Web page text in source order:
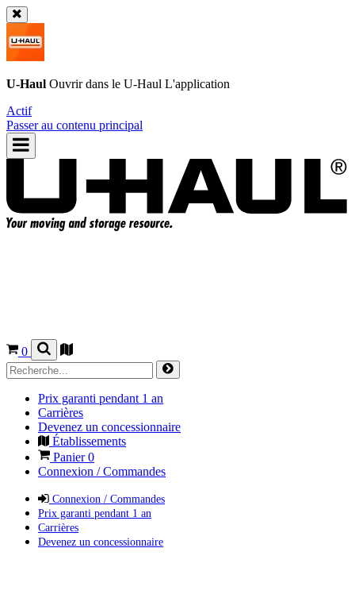
U-Haul Ouvrir dans le U-Haul L'application
Actif
Passer au contenu principal
0
Prix garanti pendant 1 an
Carrières
Devenez un concessionnaire
Établissements
Panier0
Connexion / Commandes
Connexion / Commandes
Prix garanti pendant 1 an
Carrières
Devenez un concessionnaire